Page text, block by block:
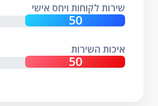
שירות לקוחות ויחס אישי
איכות השירות